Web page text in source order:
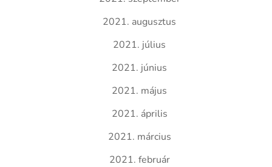
2021. augusztus
2021. július
2021. június
2021. május
2021. április
2021. március
2021. február